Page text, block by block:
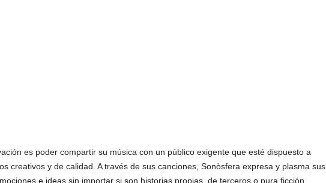
es poder compartir su música con un público exigente que esté dispuesto a
creativos y de calidad. A través de sus canciones, Sonòsfera expresa y plasma sus
e ideas sin importar si son historias propias, de terceros o pura ficción.